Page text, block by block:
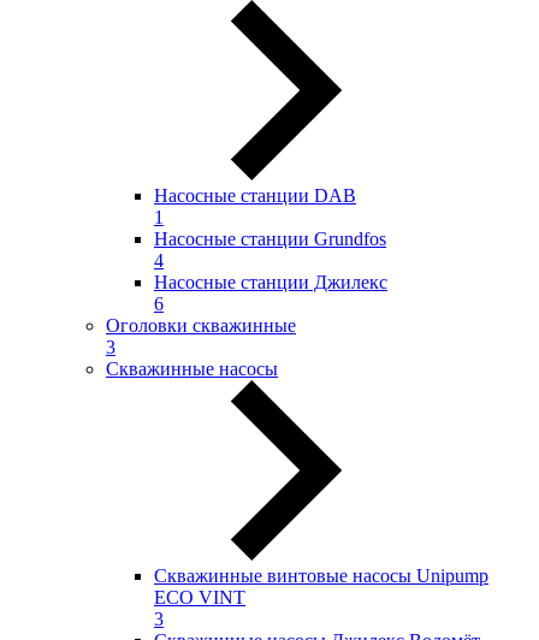
Насосные станции DAB
1
Насосные станции Grundfos
4
Насосные станции Джилекс
6
Оголовки скважинные
3
Скважинные насосы
Скважинные винтовые насосы Unipump
ECO VINT
3